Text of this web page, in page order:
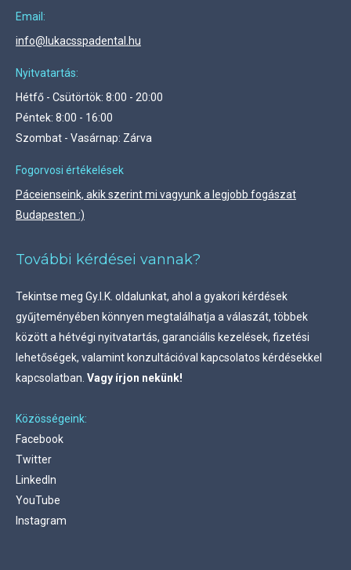
Email:
info@lukacsspadental.hu
Nyitvatartás:
Hétfő - Csütörtök: 8:00 - 20:00
Péntek: 8:00 - 16:00
Szombat - Vasárnap: Zárva
Fogorvosi értékelések
Páceienseink, akik szerint mi vagyunk a legjobb fogászat
Budapesten :)
További kérdései vannak?
Tekintse meg Gy.I.K. oldalunkat, ahol a gyakori kérdések
gyűjteményében könnyen megtalálhatja a válaszát, többek
között a hétvégi nyitvatartás, garanciális kezelések, fizetési
lehetőségek, valamint konzultációval kapcsolatos kérdésekkel
kapcsolatban. Vagy írjon nekünk!
Közösségeink:
Facebook
Twitter
LinkedIn
YouTube
Instagram